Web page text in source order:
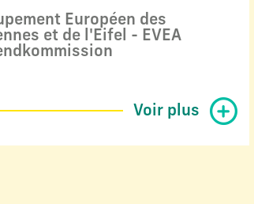
Européen des
et de l'Eifel - EVEA
Voir plus